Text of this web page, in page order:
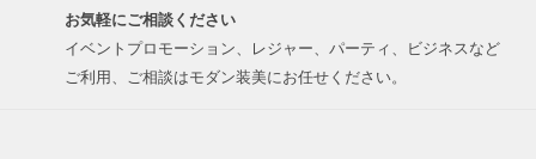
お気軽にご相談ください
イベントプロモーション、レジャー、パーティ、ビジネスなど
ご利用、ご相談はモダン装美にお任せください。